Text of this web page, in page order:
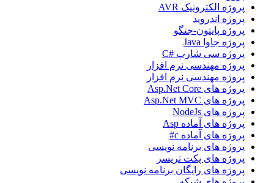
پروژه الکترونیک AVR
پروژه اندروید
پروژه پایتون-جنگو
پروژه جاوا Java
پروژه سی شارپ #C
پروژه مهندسی نرم افزار
پروژه مهندسی نرم افزار
پروژه های Asp.Net Core
پروژه های Asp.Net MVC
پروژه های NodeJs
پروژه های آماده Asp
پروژه های آماده c#
پروژه های برنامه نویسی
پروژه های پکت تریسر
پروژه های رایگان برنامه نویسی